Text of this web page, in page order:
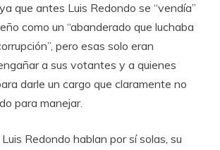
que antes Luis Redondo se “vendía”
como un “abanderado que luchaba
pero esas solo eran
a sus votantes y a quienes
darle un cargo que claramente no
para manejar.
Redondo hablan por sí solas, su